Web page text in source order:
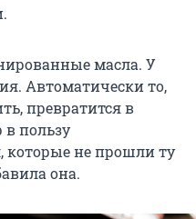
масла. У
Автоматически то,
превратится в
пользу
не прошли ту
она.